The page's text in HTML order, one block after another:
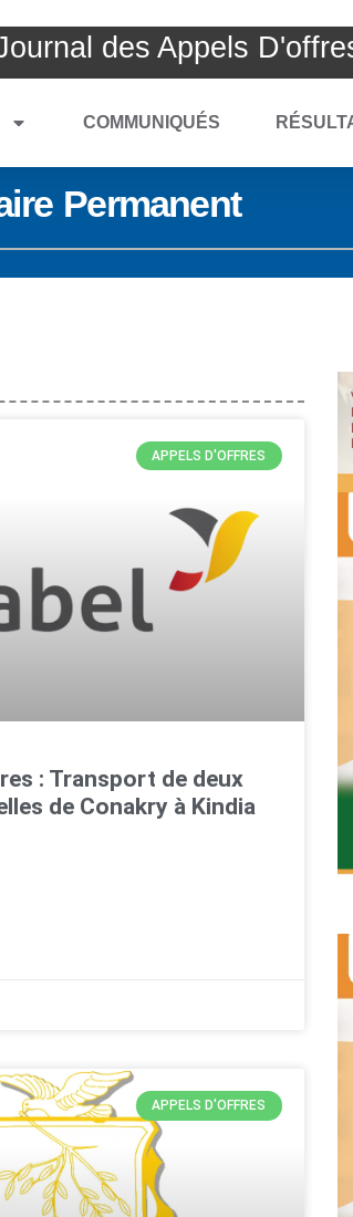
des Appels
COMMUNIQUÉS
Permanent
APPELS D'OFFRES
: Transport de deux
de Conakry à Kindia
APPELS D'OFFRES